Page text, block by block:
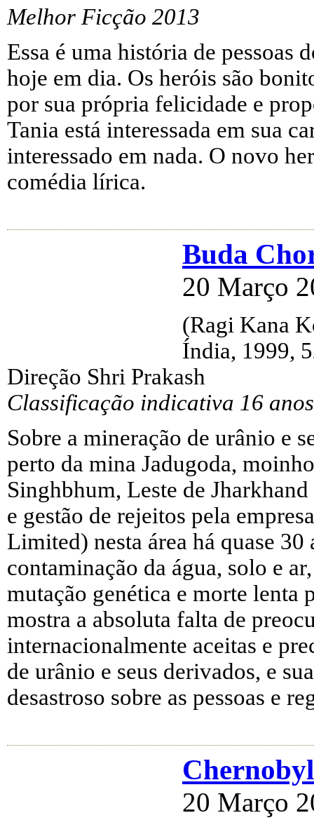
Melhor Ficção 2013
Essa é uma história de pessoas
hoje em dia. Os heróis são
por sua própria felicidade e
Tania está interessada em sua
interessado em nada. O novo
comédia lírica.
Buda
20 Março
(Ragi Kana
Índia, 1999,
Direção Shri Prakash
Classificação indicativa 16 anos
Sobre a mineração de urânio e
perto da mina Jadugoda,
Singhbhum, Leste de
e gestão de rejeitos pela
Limited) nesta área há quase
contaminação da água, solo e
mutação genética e morte lenta
mostra a absoluta falta de
internacionalmente aceitas e
de urânio e seus derivados, e
desastroso sobre as pessoas e
20 Março